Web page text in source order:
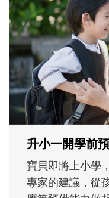
和孩子一起長
不同模樣
沒有人天生就擅
次「前所未有」
大。從給予安全
主、角色認同及
正嘗試用不同的